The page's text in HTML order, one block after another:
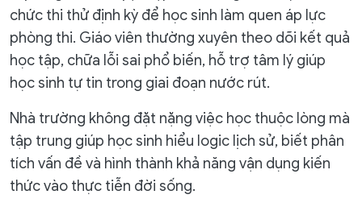
chức thi thử định kỳ để học sinh làm quen áp lực
phòng thi. Giáo viên thường xuyên theo dõi kết quả
học tập, chữa lỗi sai phổ biến, hỗ trợ tâm lý giúp
học sinh tự tin trong giai đoạn nước rút.
Nhà trường không đặt nặng việc học thuộc lòng mà
tập trung giúp học sinh hiểu logic lịch sử, biết phân
tích vấn đề và hình thành khả năng vận dụng kiến
thức vào thực tiễn đời sống.